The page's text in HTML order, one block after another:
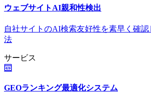
ウェブサイトAI親和性検出
自社サイトのAI検索友好性を素早く確
法
サービス
GEOランキング最適化システム